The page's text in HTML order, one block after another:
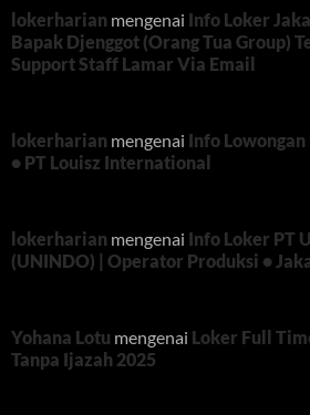
lokerharian mengenai Info Loker
Bapak Djenggot (Orang Tua Group)
Support Staff Lamar Via Email
lokerharian mengenai Info
• PT Louisz International
lokerharian mengenai Info Loker PT
(UNINDO) | Operator Produksi •
Yohana Lotu mengenai Loker Full
Tanpa Ijazah 2025